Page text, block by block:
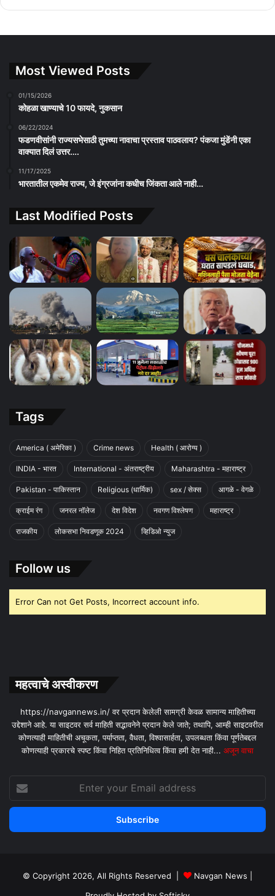
Most Viewed Posts
01/15/2026
कोहळा खाण्याचे 10 फायदे, नुकसान
06/22/2024
फडणवीसांनी राज्यसभेसाठी तुमच्या नावाचा प्रस्ताव पाठवलाय? पंकजा मुंडेंनी एका
वाक्यात दिलं उत्तर….
11/17/2025
भारतातील एकमेव राज्य, जे इंग्रजांना कधीच जिंकता आले नाही…
Last Modified Posts
Tags
America ( अमेरिका ) Crime news Health ( आरोग्य )
INDIA - भारत International - अंतराष्ट्रीय Maharashtra - महाराष्ट्र
Pakistan - पाकिस्तान Religious (धार्मिक) sex / सेक्स आगळे - वेगळे
क्राईम रंग जनरल नॉलेज देश विदेश नवगण विश्लेषण महाराष्ट्र
राजकीय लोकसभा निवडणूक 2024 व्हिडिओ न्युज
Follow us
Error Can not Get Posts, Incorrect account info.
महत्वाचे अस्वीकरण
https://navgannews.in/ वर प्रदान केलेली सामग्री केवळ सामान्य माहितीच्या
उद्देशाने आहे. या साइटवर सर्व माहिती सद्भावनेने प्रदान केले जाते; तथापि, आम्ही साइटवरील
कोणत्याही माहितीची अचूकता, पर्याप्तता, वैधता, विश्वासार्हता, उपलब्धता किंवा पूर्णतेबद्दल
कोणत्याही प्रकारचे स्पष्ट किंवा निहित प्रतिनिधित्व किंवा हमी देत ​​नाही... अजून वाचा
your
Email
© Copyright 2026, All Rights Reserved | Navgan News